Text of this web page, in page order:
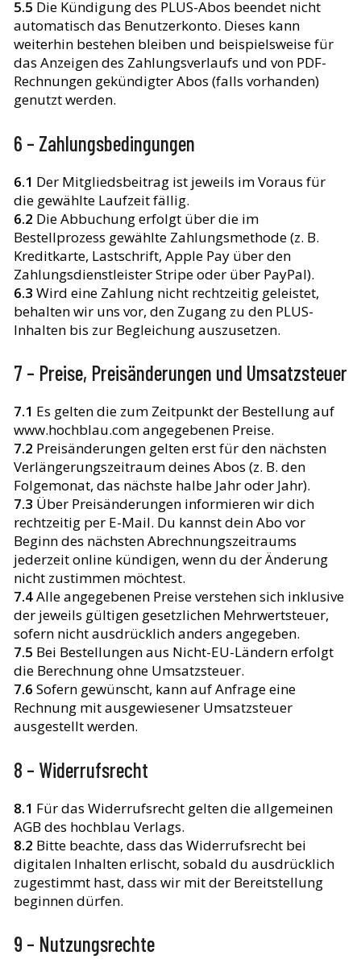
5.5 Die Kündigung des PLUS-Abos beendet nicht
automatisch das Benutzerkonto. Dieses kann
weiterhin bestehen bleiben und beispielsweise für
das Anzeigen des Zahlungsverlaufs und von PDF-
Rechnungen gekündigter Abos (falls vorhanden)
genutzt werden.
6 – Zahlungsbedingungen
6.1 Der Mitgliedsbeitrag ist jeweils im Voraus für
die gewählte Laufzeit fällig.
6.2 Die Abbuchung erfolgt über die im
Bestellprozess gewählte Zahlungsmethode (z. B.
Kreditkarte, Lastschrift, Apple Pay über den
Zahlungsdienstleister Stripe oder über PayPal).
6.3 Wird eine Zahlung nicht rechtzeitig geleistet,
behalten wir uns vor, den Zugang zu den PLUS-
Inhalten bis zur Begleichung auszusetzen.
7 – Preise, Preisänderungen und Umsatzsteuer
7.1 Es gelten die zum Zeitpunkt der Bestellung auf
www.hochblau.com angegebenen Preise.
7.2 Preisänderungen gelten erst für den nächsten
Verlängerungszeitraum deines Abos (z. B. den
Folgemonat, das nächste halbe Jahr oder Jahr).
7.3 Über Preisänderungen informieren wir dich
rechtzeitig per E-Mail. Du kannst dein Abo vor
Beginn des nächsten Abrechnungszeitraums
jederzeit online kündigen, wenn du der Änderung
nicht zustimmen möchtest.
7.4Alle angegebenen Preise verstehen sich inklusive
der jeweils gültigen gesetzlichen Mehrwertsteuer,
sofern nicht ausdrücklich anders angegeben.
7.5 Bei Bestellungen aus Nicht-EU-Ländern erfolgt
die Berechnung ohne Umsatzsteuer.
7.6 Sofern gewünscht, kann auf Anfrage eine
Rechnung mit ausgewiesener Umsatzsteuer
ausgestellt werden.
8 – Widerrufsrecht
8.1 Für das Widerrufsrecht gelten die allgemeinen
AGB des hochblau Verlags.
8.2 Bitte beachte, dass das Widerrufsrecht bei
digitalen Inhalten erlischt, sobald du ausdrücklich
zugestimmt hast, dass wir mit der Bereitstellung
beginnen dürfen.
9 – Nutzungsrechte